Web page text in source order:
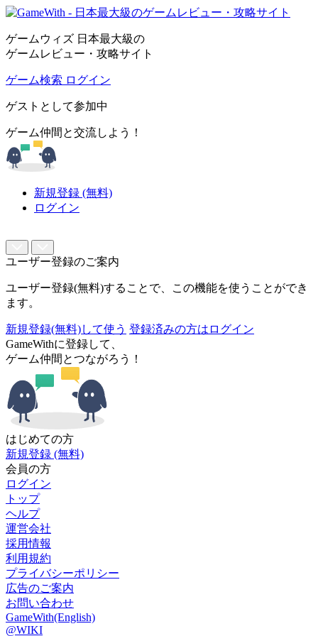
ゲームウィズ 日本最大級の
ゲームレビュー・攻略サイト
ゲーム検索 ログイン
ゲストとして参加中
ゲーム仲間と交流しよう！
新規登録 (無料)
ログイン
ユーザー登録のご案内
ユーザー登録(無料)することで、この機能を使うことができ
ます。
新規登録(無料)して使う 登録済みの方はログイン
GameWithに登録して、
ゲーム仲間とつながろう！
はじめての方
新規登録 (無料)
会員の方
ログイン
トップ
ヘルプ
運営会社
採用情報
利用規約
プライバシーポリシー
広告のご案内
お問い合わせ
GameWith(English)
@WIKI